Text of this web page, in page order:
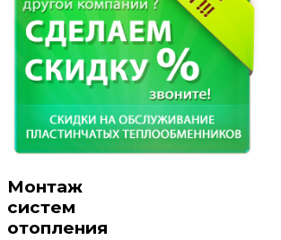
Монтаж
систем
отопления